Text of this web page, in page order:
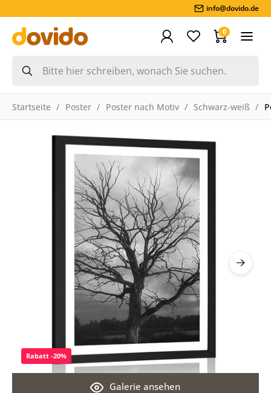
info@dovido.de
0
Startseite Poster Poster nach Motiv Schwarz-weiß
Galerie ansehen
Rabatt -20%